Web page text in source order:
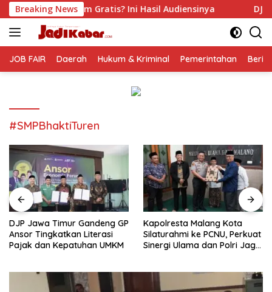
Langsung
ke
konten
Breaking News
Ini Hasil Audiensinya DJP Jawa Timur
JOB FAIR Daerah Hukum & Kriminal Pemerintahan
#SMPBhaktiTuren
DJP Jawa Timur Gandeng GP
Ansor Tingkatkan Literasi
Pajak dan Kepatuhan UMKM
Kapolresta Malang Kota
Silaturahmi ke PCNU, Perkuat
Sinergi Ulama dan Polri Jaga